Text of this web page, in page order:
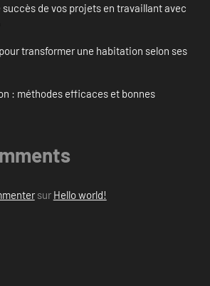
de vos projets en travaillant avec
transformer une habitation selon ses
: méthodes efficaces et bonnes
sur Hello world!